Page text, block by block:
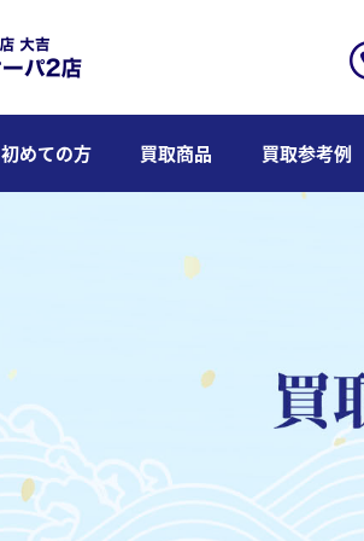
初めての方 買取商品 買取参考例